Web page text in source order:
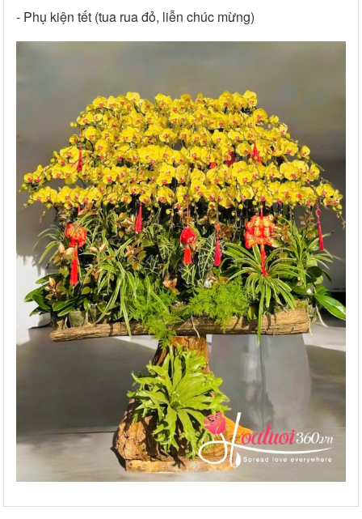
- Phụ kiện tết (tua rua đỏ, liễn chúc mừng)